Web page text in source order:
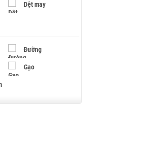
Dệt may
Đường
Gạo